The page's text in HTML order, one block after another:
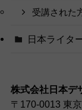
受講された
日本ライタ
株式会社日本デ
〒170-0013 東